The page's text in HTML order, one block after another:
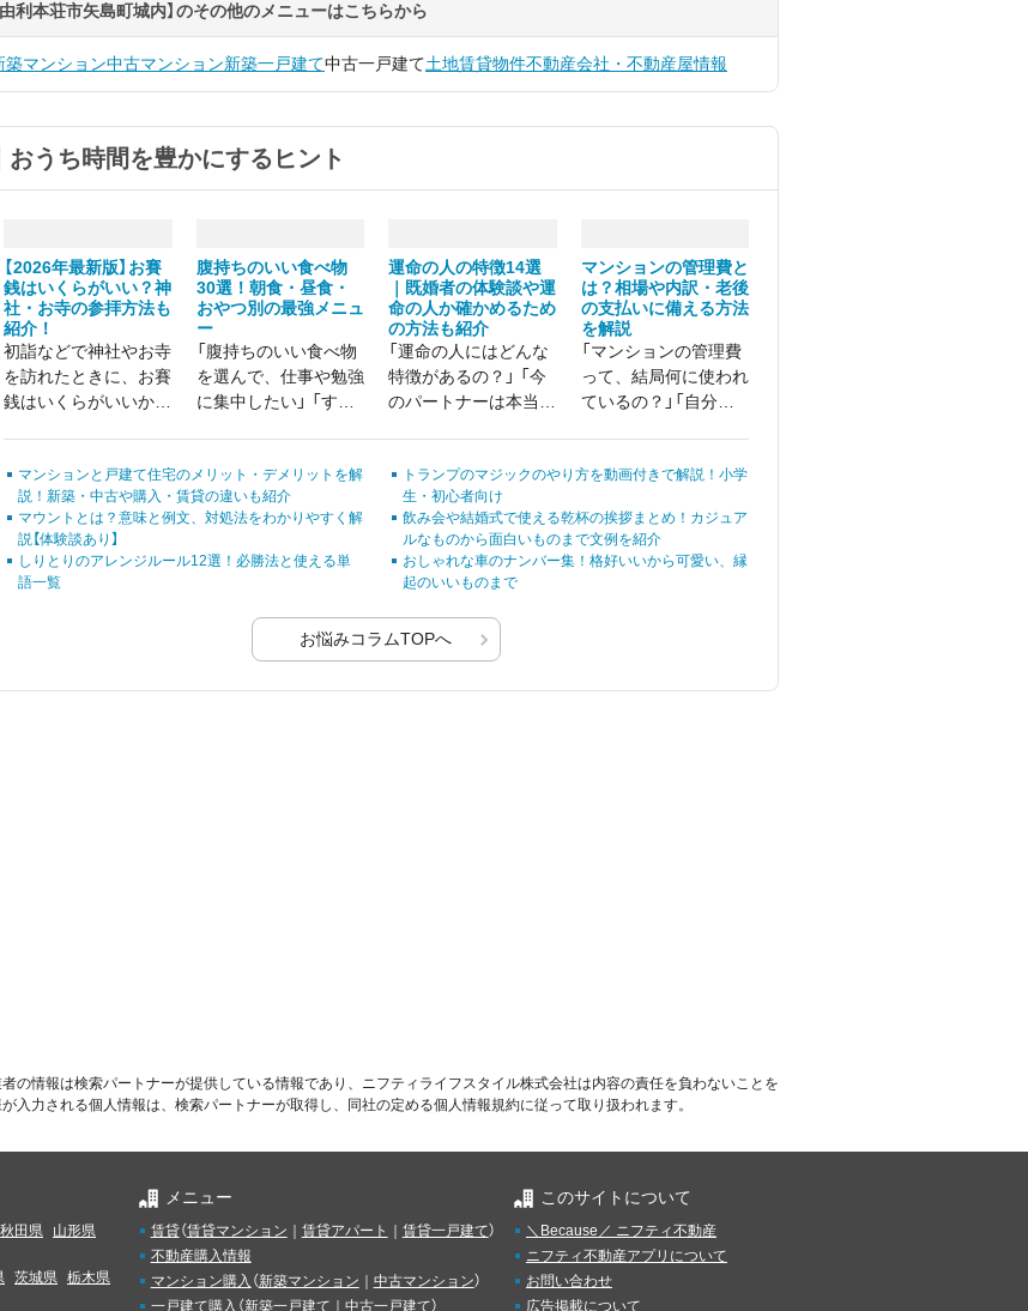
由利本荘市矢島町城内】のその他のメニューはこちらから
築マンション中古マンション新築一戸建て中古一戸建て土地賃貸物件不動産会社・不動産屋情報
おうち時間を豊かにするヒント
【2026年最新版】お賽
銭はいくらがいい？神
社・お寺の参拝方法も
紹介！
初詣などで神社やお寺
を訪れたときに、お賽
銭はいくらがいいか、
腹持ちのいい食べ物
30選！朝食・昼食・
おやつ別の最強メニュ
ー
「腹持ちのいい食べ物
を選んで、仕事や勉強
に集中したい」 「すぐ
る……」
運命の人の特徴14選
｜既婚者の体験談や運
命の人か確かめるため
の方法も紹介
「運命の人にはどんな
特徴があるの？」 「今
のパートナーは本当に
右する決断のため、パ
ートナー選びに対して
慎重になる人は少なく
ありません。
マンションの管理費と
は？相場や内訳・老後
の支払いに備える方法
を解説
「マンションの管理費
って、結局何に使われ
ているの？」「自分の
分からない」と感じて
せん。
マンションと戸建て住宅のメリット・デメリットを解
説！新築・中古や購入・賃貸の違いも紹介
トランプのマジックのやり方を動画付きで解説！小学
生・初心者向け
マウントとは？意味と例文、対処法をわかりやすく解
説【体験談あり】
飲み会や結婚式で使える乾杯の挨拶まとめ！カジュア
ルなものから面白いものまで文例を紹介
しりとりのアレンジルール12選！必勝法と使える単
語一覧
おしゃれな車のナンバー集！格好いいから可愛い、縁
起のいいものまで
お悩みコラムTOPへ
の情報は検索パートナーが提供している情報であり、ニフティライフスタイル株式会社は内容の責任を負わないことを
入力される個人情報は、検索パートナーが取得し、同社の定める個人情報規約に従って取り扱われます。
秋田県
山形県
茨城県 栃木県
メニュー
賃貸（賃貸マンション 賃貸アパート 賃貸一戸建て）
不動産購入情報
マンション購入 （新築マンション 中古マンション）
一戸建て購入 （新築一戸建て 中古一戸建て）
このサイトについて
＼Because／ ニフティ不動産
ニフティ不動産アプリについて
お問い合わせ
広告掲載について